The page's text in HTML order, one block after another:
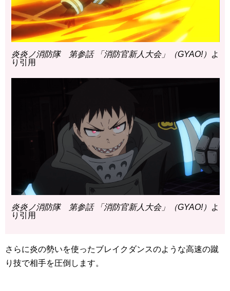
炎炎ノ消防隊 第参話 「消防官新人大会」（GYAO!）
よ
り引用
炎炎ノ消防隊 第参話 「消防官新人大会」（GYAO!）
よ
り引用
さらに炎の勢いを使ったブレイクダンスのような高速の蹴
り技で相手を圧倒します。